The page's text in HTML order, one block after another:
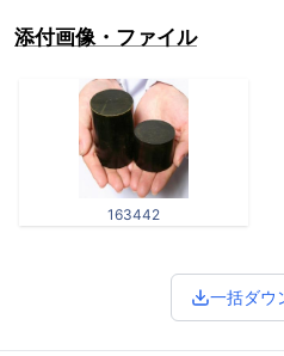
添付画像・ファイル
163442
一括ダウ